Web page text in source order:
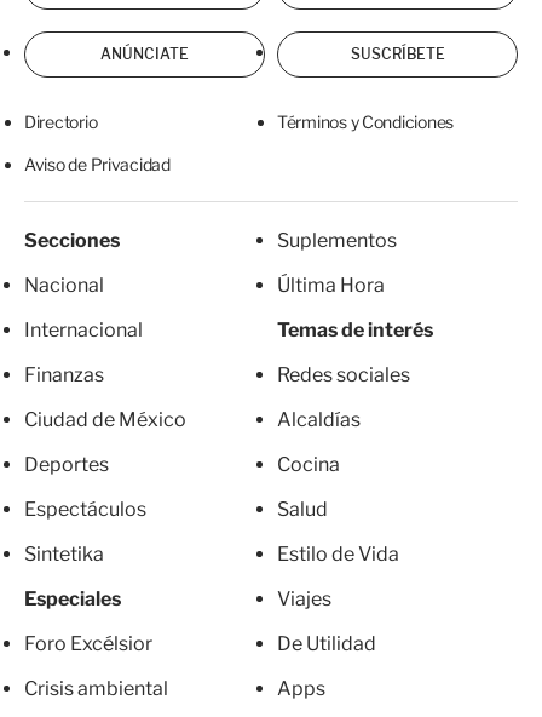
ANÚNCIATE SUSCRÍBETE
Directorio Términos y Condiciones
Aviso de Privacidad
Secciones
Nacional
Internacional
Finanzas
Ciudad de México
Deportes
Espectáculos
Sintetika
Especiales
Foro Excélsior
Crisis ambiental
Suplementos
Última Hora
Temas de interés
Redes sociales
Alcaldías
Cocina
Salud
Estilo de Vida
Viajes
De Utilidad
Apps